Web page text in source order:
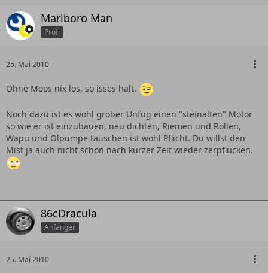
Marlboro Man
Profi
25. Mai 2010
Ohne Moos nix los, so isses halt.
Noch dazu ist es wohl grober Unfug einen "steinalten" Motor
so wie er ist einzubauen, neu dichten, Riemen und Rollen,
Wapu und Ölpumpe tauschen ist wohl Pflicht. Du willst den
Mist ja auch nicht schon nach kurzer Zeit wieder zerpflücken.
86cDracula
Anfänger
25. Mai 2010